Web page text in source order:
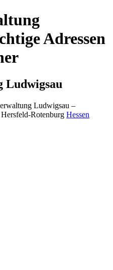
Adressen
Ludwigsau
Ludwigsau –
Hersfeld-Rotenburg Hessen